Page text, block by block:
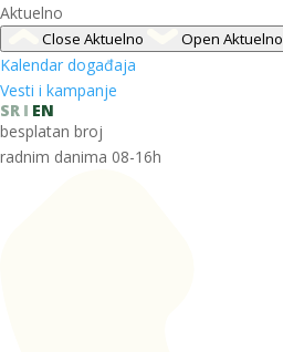
Aktuelno
Close Aktuelno Open Aktuelno
Kalendar događaja
Vesti i kampanje
SR
EN
besplatan broj
radnim danima 08-16h